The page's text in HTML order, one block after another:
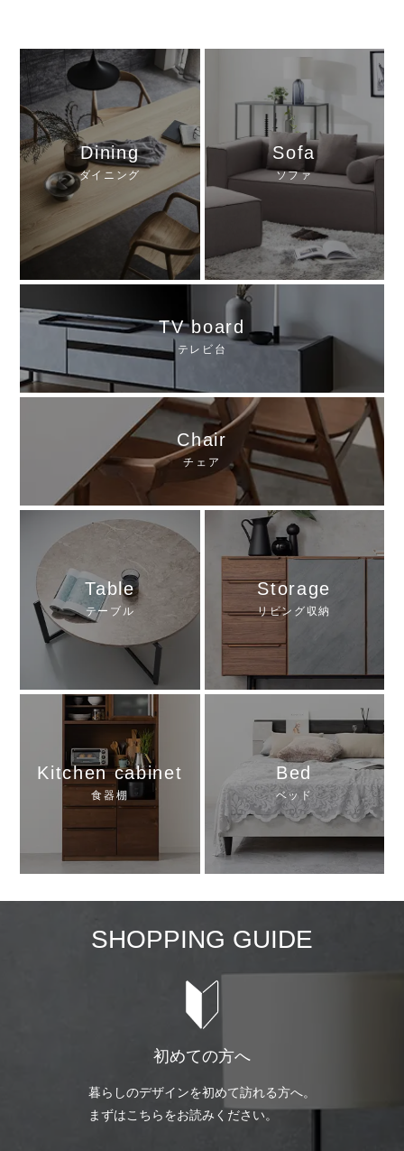
Dining
ダイニング
Sofa
ソファ
TV board
テレビ台
Chair
チェア
Table
テーブル
Storage
リビング収納
Kitchen cabinet
食器棚
Bed
ベッド
SHOPPING GUIDE
初めての方へ
暮らしのデザインを初めて訪れる方へ。
まずはこちらをお読みください。